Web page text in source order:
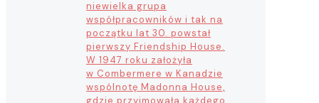
niewielka grupa
współpracowników i tak na
początku lat 30. powstał
pierwszy Friendship House.
W 1947 roku założyła
w Combermere w Kanadzie
wspólnotę Madonna House,